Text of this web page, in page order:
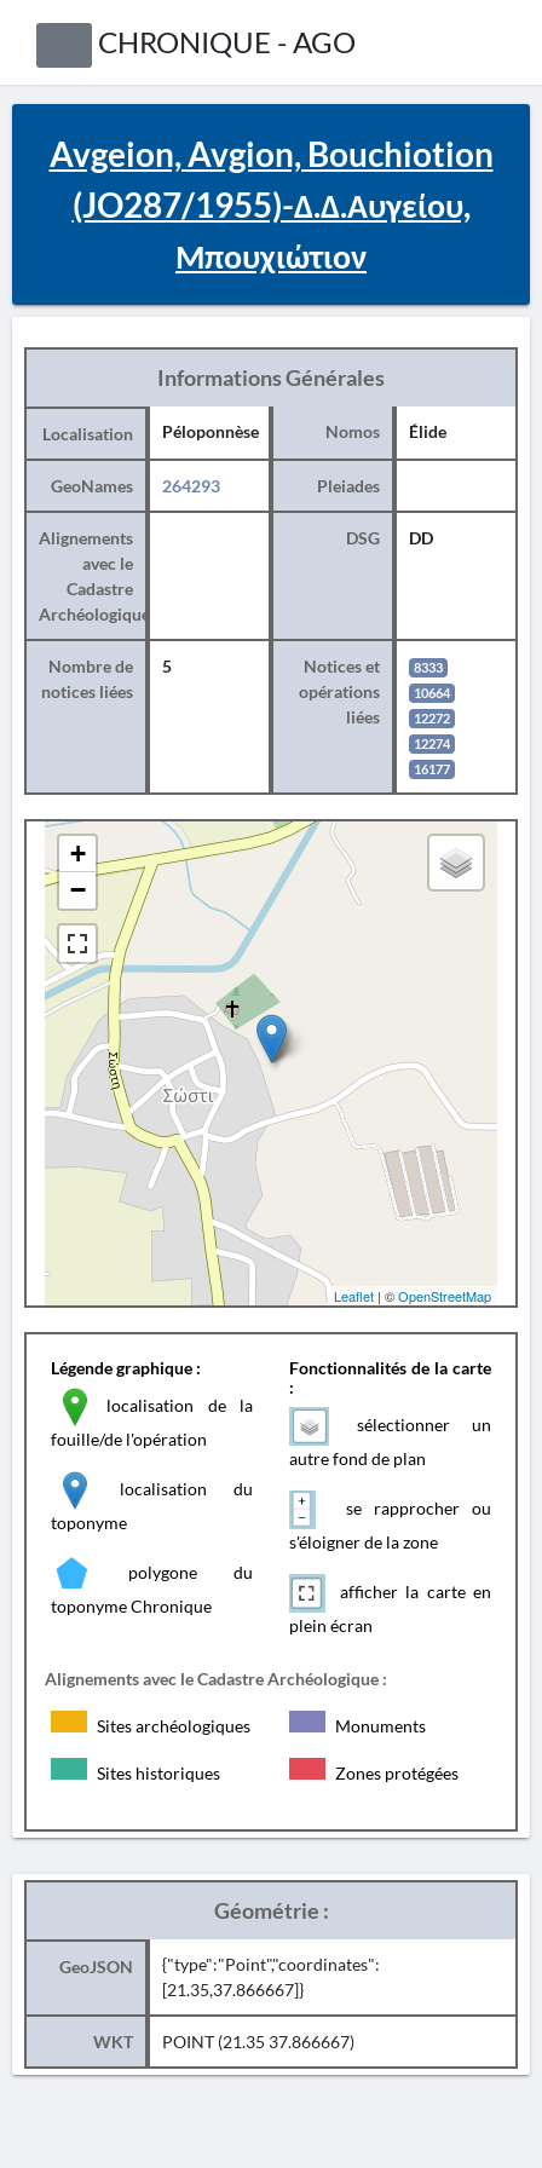
CHRONIQUE - AGO
Avgeion, Avgion, Bouchiotion
(JO287/1955)-Δ.Δ.Αυγείου,
Μπουχιώτιον
Informations Générales
Localisation Péloponnèse Nomos Élide
GeoNames 264293 Pleiades
Alignements
avec le
Cadastre
Archéologique
DSG DD
Nombre de
notices liées
5
Notices et
opérations
liées
8333
10664
12272
12274
16177
+
−
Leaflet | ©OpenStreetMap
Légende graphique :
localisation de la
fouille/de l'opération
localisation du
toponyme
polygone du
toponyme Chronique
Fonctionnalités de la carte
:
sélectionner un
autre fond de plan
se rapprocher ou
s'éloigner de la zone
afficher la carte en
plein écran
Alignements avec le Cadastre Archéologique :
Sites archéologiques Monuments
Sites historiques Zones protégées
Géométrie :
GeoJSON
{"type":"Point","coordinates":
[21.35,37.866667]}
WKT POINT (21.35 37.866667)